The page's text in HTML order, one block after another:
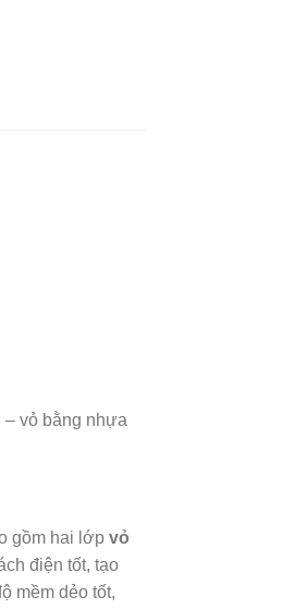
– vỏ bằng nhựa
gồm hai lớp vỏ
điện tốt, tạo
mềm dẻo tốt,